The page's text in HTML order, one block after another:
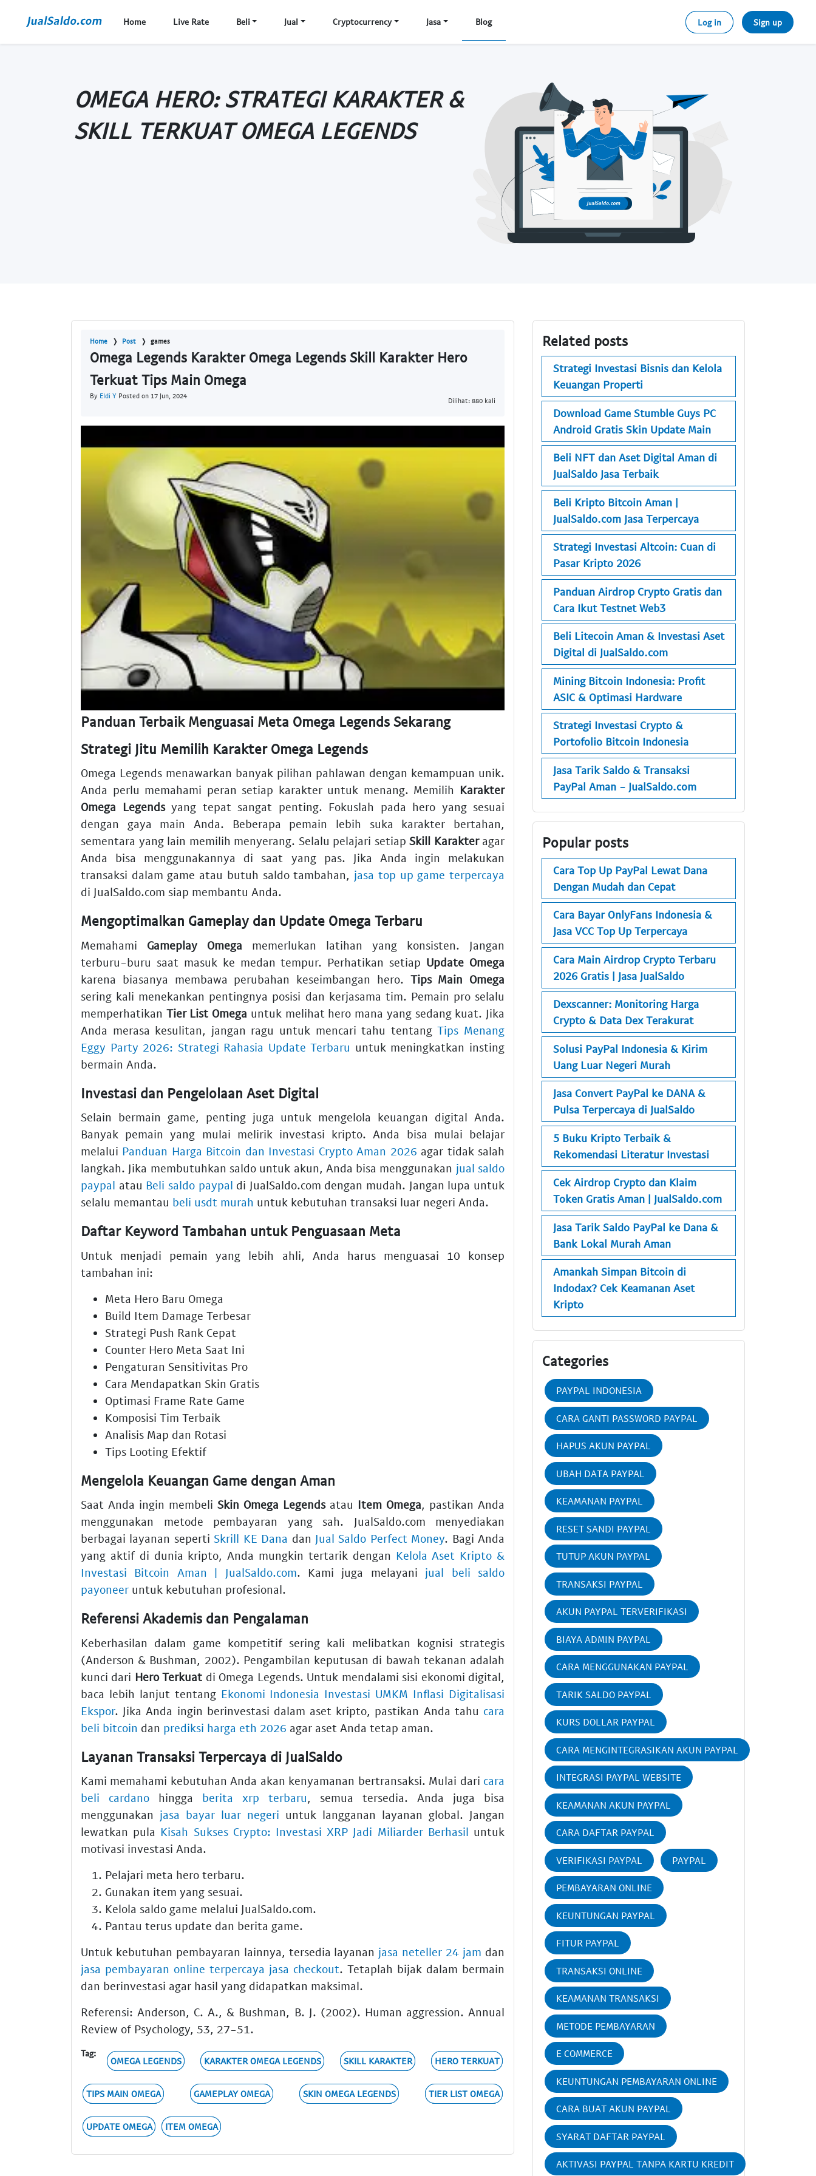
Home Live Rate Beli Jual Cryptocurrency Jasa Blog Log in Sign up
OMEGA HERO: STRATEGI KARAKTER &
SKILL TERKUAT OMEGA LEGENDS
Home Post games
Omega Legends Karakter Omega Legends Skill Karakter Hero
Terkuat Tips Main Omega
By Eldi Y Posted on 17 Jun, 2024
Dilihat: 880 kali
Panduan Terbaik Menguasai Meta Omega Legends Sekarang
Strategi Jitu Memilih Karakter Omega Legends
Omega Legends menawarkan banyak pilihan pahlawan dengan kemampuan unik.
Anda perlu memahami peran setiap karakter untuk menang. Memilih Karakter
Omega Legendsyang tepat sangat penting. Fokuslah pada hero yang sesuai
dengan gaya main Anda. Beberapa pemain lebih suka karakter bertahan,
sementara yang lain memilih menyerang. Selalu pelajari setiap Skill Karakteragar
Anda bisa menggunakannya di saat yang pas. Jika Anda ingin melakukan
transaksi dalam game atau butuh saldo tambahan, jasa top up game terpercaya
di JualSaldo.com siap membantu Anda.
Mengoptimalkan Gameplay dan Update Omega Terbaru
Memahami Gameplay Omega memerlukan latihan yang konsisten. Jangan
terburu-buru saat masuk ke medan tempur. Perhatikan setiap Update Omega
karena biasanya membawa perubahan keseimbangan hero. Tips Main Omega
sering kali menekankan pentingnya posisi dan kerjasama tim. Pemain pro selalu
memperhatikan Tier List Omega untuk melihat hero mana yang sedang kuat. Jika
Anda merasa kesulitan, jangan ragu untuk mencari tahu tentangTips Menang
Eggy Party 2026: Strategi Rahasia Update Terbaru untuk meningkatkan insting
bermain Anda.
Investasi dan Pengelolaan Aset Digital
Selain bermain game, penting juga untuk mengelola keuangan digital Anda.
Banyak pemain yang mulai melirik investasi kripto. Anda bisa mulai belajar
melalui Panduan Harga Bitcoin dan Investasi Crypto Aman 2026 agar tidak salah
langkah. Jika membutuhkan saldo untuk akun, Anda bisa menggunakan jual saldo
paypal atau Beli saldo paypal di JualSaldo.com dengan mudah. Jangan lupa untuk
selalu memantau beli usdt murah untuk kebutuhan transaksi luar negeri Anda.
Daftar Keyword Tambahan untuk Penguasaan Meta
Untuk menjadi pemain yang lebih ahli, Anda harus menguasai 10 konsep
tambahan ini:
Meta Hero Baru Omega
Build Item Damage Terbesar
Strategi Push Rank Cepat
Counter Hero Meta Saat Ini
Pengaturan Sensitivitas Pro
Cara Mendapatkan Skin Gratis
Optimasi Frame Rate Game
Komposisi Tim Terbaik
Analisis Map dan Rotasi
Tips Looting Efektif
Mengelola Keuangan Game dengan Aman
Saat Anda ingin membeli Skin Omega Legendsatau Item Omega, pastikan Anda
menggunakan metode pembayaran yang sah. JualSaldo.com menyediakan
berbagai layanan sepertiSkrill KE Dana dan Jual Saldo Perfect Money. Bagi Anda
yang aktif di dunia kripto, Anda mungkin tertarik dengan Kelola Aset Kripto &
Investasi Bitcoin Aman | JualSaldo.com. Kami juga melayani jual beli saldo
payoneer untuk kebutuhan profesional.
Referensi Akademis dan Pengalaman
Keberhasilan dalam game kompetitif sering kali melibatkan kognisi strategis
(Anderson & Bushman, 2002). Pengambilan keputusan di bawah tekanan adalah
kunci dari Hero Terkuat di Omega Legends. Untuk mendalami sisi ekonomi digital,
baca lebih lanjut tentang Ekonomi Indonesia Investasi UMKM Inflasi Digitalisasi
Ekspor. Jika Anda ingin berinvestasi dalam aset kripto, pastikan Anda tahu cara
beli bitcoin dan prediksi harga eth 2026 agar aset Anda tetap aman.
Layanan Transaksi Terpercaya di JualSaldo
Kami memahami kebutuhan Anda akan kenyamanan bertransaksi. Mulai dari cara
beli cardano hingga berita xrp terbaru, semua tersedia. Anda juga bisa
menggunakan jasa bayar luar negeri untuk langganan layanan global. Jangan
lewatkan pula Kisah Sukses Crypto: Investasi XRP Jadi Miliarder Berhasil untuk
motivasi investasi Anda.
Pelajari meta hero terbaru.
Gunakan item yang sesuai.
Kelola saldo game melalui JualSaldo.com.
Pantau terus update dan berita game.
Untuk kebutuhan pembayaran lainnya, tersedia layanan jasa neteller 24 jam dan
jasa pembayaran online terpercaya jasa checkout. Tetaplah bijak dalam bermain
dan berinvestasi agar hasil yang didapatkan maksimal.
Referensi: Anderson, C. A., & Bushman, B. J. (2002). Human aggression. Annual
Review of Psychology, 53, 27-51.
Tag:
OMEGA LEGENDS KARAKTER OMEGA LEGENDS SKILL KARAKTER HERO TERKUAT
TIPS MAIN OMEGA GAMEPLAY OMEGA SKIN OMEGA LEGENDS TIER LIST OMEGA
UPDATE OMEGA ITEM OMEGA
Related posts
Strategi Investasi Bisnis dan Kelola
Keuangan Properti
Download Game Stumble Guys PC
Android Gratis Skin Update Main
Beli NFT dan Aset Digital Aman di
JualSaldo Jasa Terbaik
Beli Kripto Bitcoin Aman |
JualSaldo.com Jasa Terpercaya
Strategi Investasi Altcoin: Cuan di
Pasar Kripto 2026
Panduan Airdrop Crypto Gratis dan
Cara Ikut Testnet Web3
Beli Litecoin Aman & Investasi Aset
Digital di JualSaldo.com
Mining Bitcoin Indonesia: Profit
ASIC & Optimasi Hardware
Strategi Investasi Crypto &
Portofolio Bitcoin Indonesia
Jasa Tarik Saldo & Transaksi
PayPal Aman - JualSaldo.com
Popular posts
Cara Top Up PayPal Lewat Dana
Dengan Mudah dan Cepat
Cara Bayar OnlyFans Indonesia &
Jasa VCC Top Up Terpercaya
Cara Main Airdrop Crypto Terbaru
2026 Gratis | Jasa JualSaldo
Dexscanner: Monitoring Harga
Crypto & Data Dex Terakurat
Solusi PayPal Indonesia & Kirim
Uang Luar Negeri Murah
Jasa Convert PayPal ke DANA &
Pulsa Terpercaya di JualSaldo
5 Buku Kripto Terbaik &
Rekomendasi Literatur Investasi
Cek Airdrop Crypto dan Klaim
Token Gratis Aman | JualSaldo.com
Jasa Tarik Saldo PayPal ke Dana &
Bank Lokal Murah Aman
Amankah Simpan Bitcoin di
Indodax? Cek Keamanan Aset
Kripto
Categories
PAYPAL INDONESIA
CARA GANTI PASSWORD PAYPAL
HAPUS AKUN PAYPAL
UBAH DATA PAYPAL
KEAMANAN PAYPAL
RESET SANDI PAYPAL
TUTUP AKUN PAYPAL
TRANSAKSI PAYPAL
AKUN PAYPAL TERVERIFIKASI
BIAYA ADMIN PAYPAL
CARA MENGGUNAKAN PAYPAL
TARIK SALDO PAYPAL
KURS DOLLAR PAYPAL
CARA MENGINTEGRASIKAN AKUN PAYPAL
INTEGRASI PAYPAL WEBSITE
KEAMANAN AKUN PAYPAL
CARA DAFTAR PAYPAL
VERIFIKASI PAYPAL PAYPAL
PEMBAYARAN ONLINE
KEUNTUNGAN PAYPAL
FITUR PAYPAL
TRANSAKSI ONLINE
KEAMANAN TRANSAKSI
METODE PEMBAYARAN
E COMMERCE
KEUNTUNGAN PEMBAYARAN ONLINE
CARA BUAT AKUN PAYPAL
SYARAT DAFTAR PAYPAL
AKTIVASI PAYPAL TANPA KARTU KREDIT